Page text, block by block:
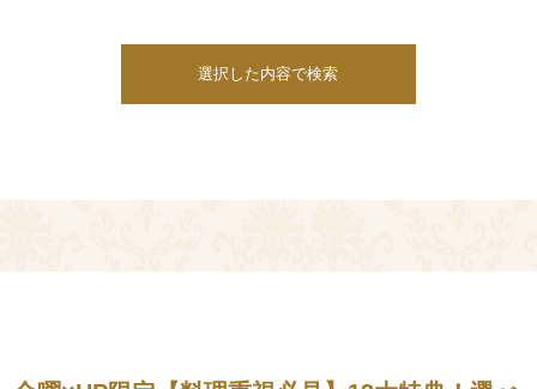
選択した内容で検索